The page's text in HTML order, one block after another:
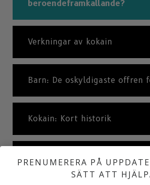
beroendeframkallande?
Verkningar av kokain
Barn: De oskyldigaste offren
Kokain: Kort historik
Vad langare kommer att säga
PRENUMERERA PÅ
SÄTT ATT